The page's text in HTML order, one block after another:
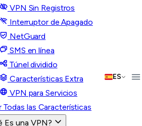
VPN Sin Registros
Interruptor de Apagado
NetGuard
SMS en línea
Túnel dividido
Características Extra
VPN para Servicios
Todas las Características
Es una VPN?
ES